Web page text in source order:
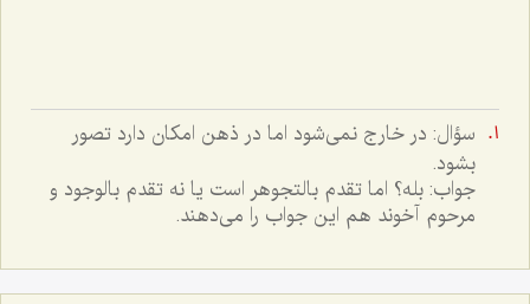
سؤال: در خارج نمى‌شود اما در ذهن امکان دارد تصور
بشود.
جواب: بله؟ اما تقدم بالتجوهر است يا نه تقدم بالوجود و
مرحوم آخوند هم اين جواب را مى‌دهند.